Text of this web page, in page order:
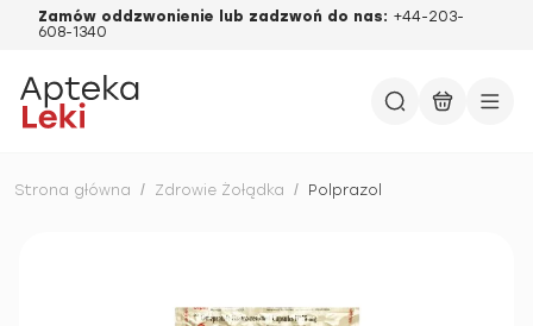
Zamów oddzwonienie lub zadzwoń do nas: +44-203-
608-1340
Strona główna / Zdrowie Żołądka / Polprazol